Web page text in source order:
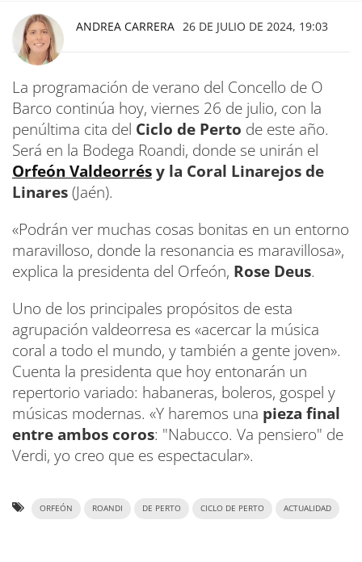
ANDREA CARRERA 26 DE JULIO DE 2024, 19:03
La programación de verano del Concello de O
Barco continúa hoy, viernes 26 de julio, con la
penúltima cita del Ciclo de Perto de este año.
Será en la Bodega Roandi, donde se unirán el
Orfeón Valdeorrésy la Coral Linarejos de
Linares(Jaén).
«Podrán ver muchas cosas bonitas en un entorno
maravilloso, donde la resonancia es maravillosa»,
explica la presidenta del Orfeón, Rose Deus.
Uno de los principales propósitos de esta
agrupación valdeorresa es «acercar la música
coral a todo el mundo, y también a gente joven».
Cuenta la presidenta que hoy entonarán un
repertorio variado: habaneras, boleros, gospel y
músicas modernas. «Y haremos una pieza final
entre ambos coros: "Nabucco. Va pensiero" de
Verdi, yo creo que es espectacular».
ORFEÓN ROANDI DE PERTO CICLO DE PERTO ACTUALIDAD